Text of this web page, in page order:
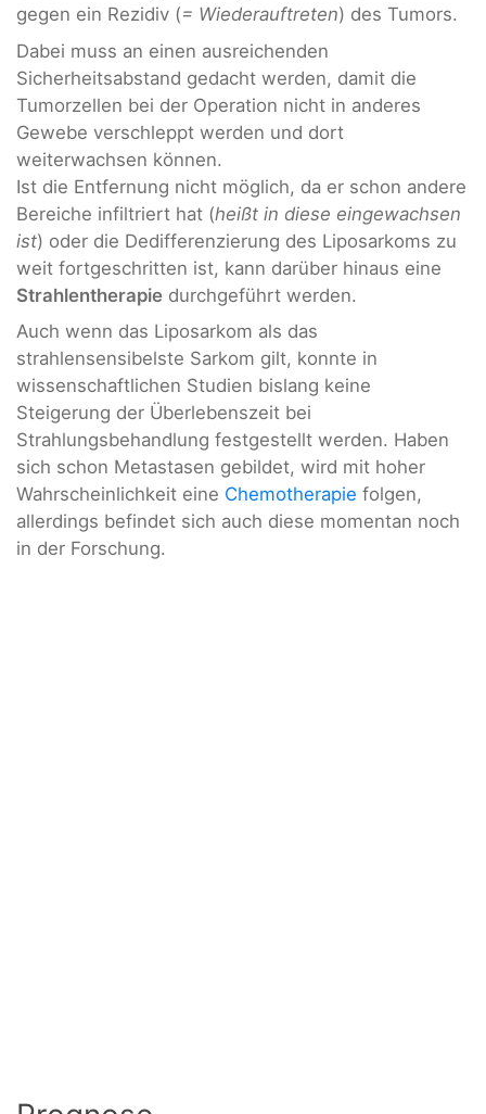
gegen ein Rezidiv (= Wiederauftreten) des Tumors.
Dabei muss an einen ausreichenden
Sicherheitsabstand gedacht werden, damit die
Tumorzellen bei der Operation nicht in anderes
Gewebe verschleppt werden und dort
weiterwachsen können.
Ist die Entfernung nicht möglich, da er schon andere
Bereiche infiltriert hat (heißt in diese eingewachsen
ist) oder die Dedifferenzierung des Liposarkoms zu
weit fortgeschritten ist, kann darüber hinaus eine
Strahlentherapie durchgeführt werden.
Auch wenn das Liposarkom als das
strahlensensibelste Sarkom gilt, konnte in
wissenschaftlichen Studien bislang keine
Steigerung der Überlebenszeit bei
Strahlungsbehandlung festgestellt werden. Haben
sich schon Metastasen gebildet, wird mit hoher
Wahrscheinlichkeit eine Chemotherapie folgen,
allerdings befindet sich auch diese momentan noch
in der Forschung.